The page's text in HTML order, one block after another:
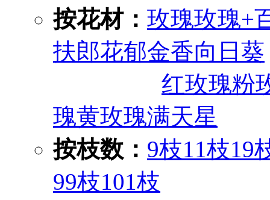
按花材： 玫瑰玫瑰+
扶郎花郁金香向日葵
红玫瑰粉
瑰黄玫瑰满天星
按枝数： 9枝11枝19
99枝101枝